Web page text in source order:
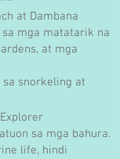
at Dambana
mga matatarik na
at mga
snorkeling at
sa mga bahura.
life, hindi